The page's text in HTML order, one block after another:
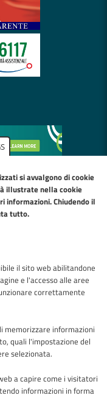
si avvalgono di cookie
illustrate nellacookie
informazioni. Chiudendo il
tutto.
il sito web abilitandone
e l'accesso alle aree
correttamente
memorizzare informazioni
quali l'impostazione del
selezionata.
a capire come i visitatori
informazioni in forma
Instagram